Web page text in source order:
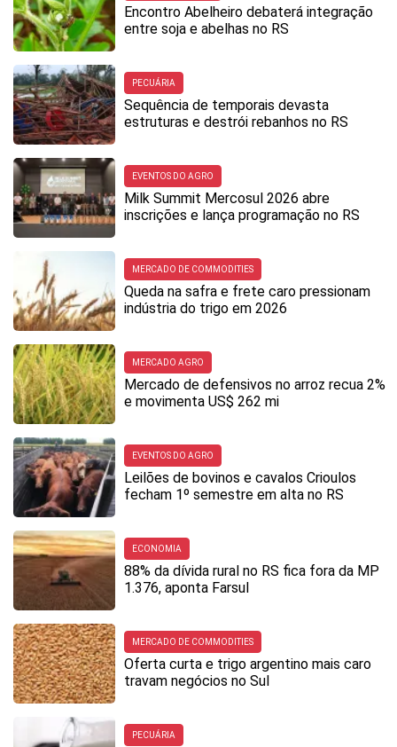
Encontro Abelheiro debaterá integração
entre soja e abelhas no RS
PECUÁRIA
Sequência de temporais devasta
estruturas e destrói rebanhos no RS
EVENTOS DO AGRO
Milk Summit Mercosul 2026 abre
inscrições e lança programação no RS
MERCADO DE COMMODITIES
Queda na safra e frete caro pressionam
indústria do trigo em 2026
MERCADO AGRO
Mercado de defensivos no arroz recua 2%
e movimenta US$ 262 mi
EVENTOS DO AGRO
Leilões de bovinos e cavalos Crioulos
fecham 1º semestre em alta no RS
ECONOMIA
88% da dívida rural no RS fica fora da MP
1.376, aponta Farsul
MERCADO DE COMMODITIES
Oferta curta e trigo argentino mais caro
travam negócios no Sul
PECUÁRIA